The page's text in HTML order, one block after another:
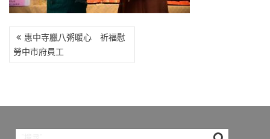
文
章
導
惠中寺臘八粥暖心 祈福慰
勞中市府員工